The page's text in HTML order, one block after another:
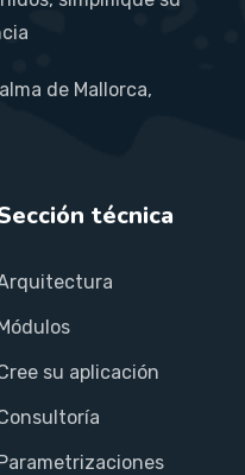
de Mallorca,
técnica
su aplicación